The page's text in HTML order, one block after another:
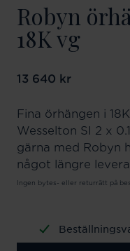
Robyn
18K vg
Pris:13 640 kr
13 640 kr
Fina örhängen i
Wesselton SI 2 x
gärna med Robyn
något längre
Ingen bytes- eller returrätt på